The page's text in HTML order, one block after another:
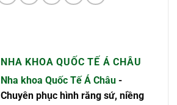
NHA KHOA QUỐC TẾ Á CHÂU
Nha khoa Quốc Tế Á Châu -
Chuyên phục hình răng sứ, niềng